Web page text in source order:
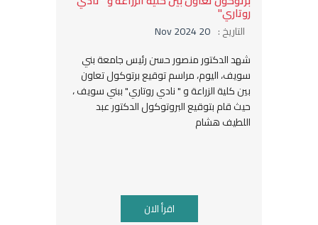
روتاري"
التاريخ : 20 Nov 2024
شهد الدكتور منصور حسن رئيس جامعة بني
سويف، اليوم، مراسم توقيع برتوكول تعاون
بين كلية الزراعة و " نادي روتاري" ببني سويف ،
حيث قام بتوقيع البروتوكول الدكتور عبد
اللطيف هشام
اقرأ الان